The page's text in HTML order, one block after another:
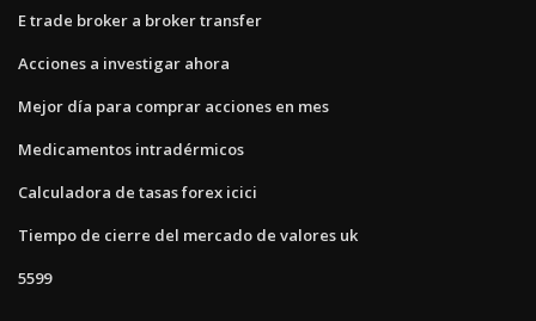
E trade broker a broker transfer
Acciones a investigar ahora
Mejor día para comprar acciones en mes
Medicamentos intradérmicos
Calculadora de tasas forex icici
Tiempo de cierre del mercado de valores uk
5599